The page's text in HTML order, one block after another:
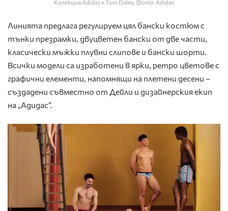
Колекция Adidas x Tom Daley. Фото: Adidas
Линията предлага регулируем цял бански костюм с
тънки презрамки, двуцветен бански от две части,
класически мъжки плувни слипове и бански шорти.
Всички модели са изработени в ярки, ретро цветове с
графични елементи, напомнящи на плетени десени –
създадени съвместно от Дейли и дизайнерския екип
на „Адидас“.